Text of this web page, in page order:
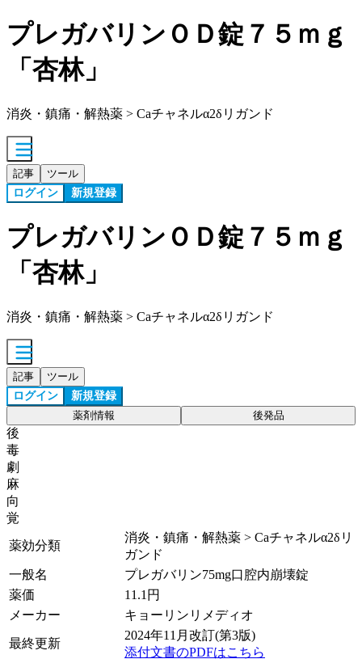
プレガバリンＯＤ錠７５ｍｇ
「杏林」
消炎・鎮痛・解熱薬 > Caチャネルα2δリガンド
記事 ツール
ログイン 新規登録
プレガバリンＯＤ錠７５ｍｇ
「杏林」
消炎・鎮痛・解熱薬 > Caチャネルα2δリガンド
記事 ツール
ログイン 新規登録
薬剤情報 後発品
後
毒
劇
麻
向
覚
薬効分類
消炎・鎮痛・解熱薬 > Caチャネルα2δリ
ガンド
一般名
プレガバリン75mg口腔内崩壊錠
薬価
11.1 円
メーカー
キョーリンリメディオ
最終更新
2024年11月改訂(第3版)
添付文書のPDFはこちら